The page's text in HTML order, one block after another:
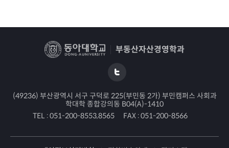
부동산자산경영학과
(49236) 부산광역시 서구 구덕로 225(부민동 2가) 부민캠퍼스 사회과
학대학 종합강의동 B04(A)-1410
TEL :051-200-8553,8565 FAX :051-200-8566